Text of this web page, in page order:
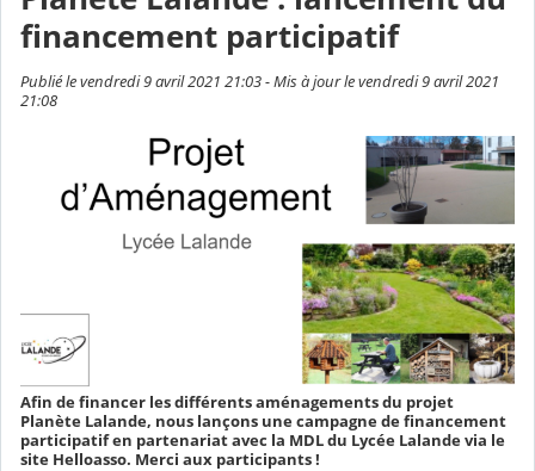
financement participatif
Publié le vendredi 9 avril 2021 21:03 - Mis à jour le vendredi 9 avril 2021
21:08
Afin de financer les différents aménagements du projet
Planète Lalande, nous lançons une campagne de financement
participatif en partenariat avec la MDL du Lycée Lalande via le
site Helloasso. Merci aux participants !